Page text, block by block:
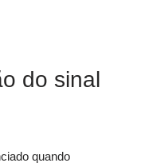
do sinal
quando